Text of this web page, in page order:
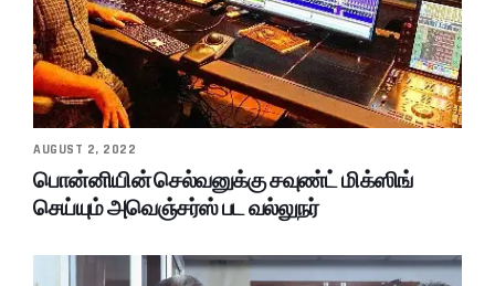
AUGUST 2, 2022
பொன்னியின் செல்வனுக்கு சவுண்ட் மிக்ஸிங்
செய்யும் அவெஞ்சர்ஸ் பட வல்லுநர்